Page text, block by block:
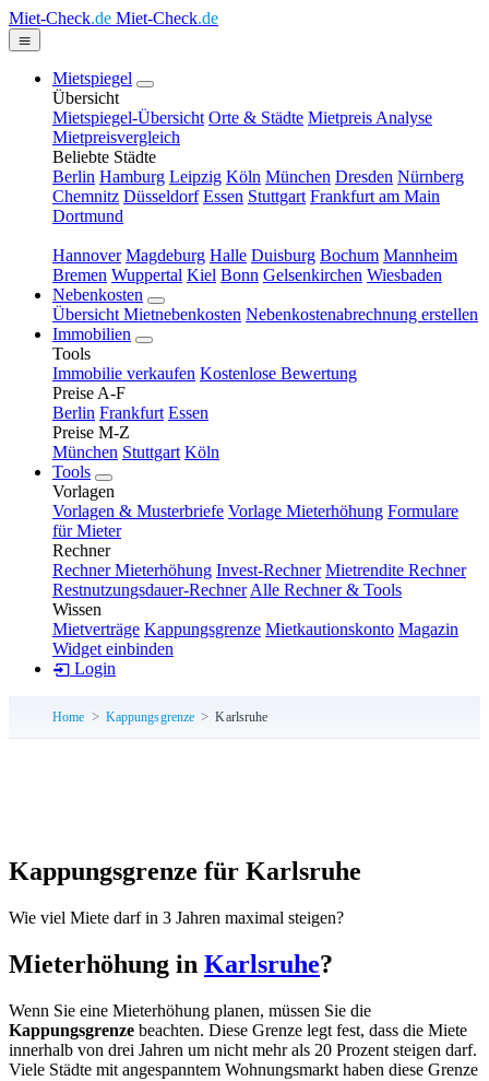
Miet-Check.de Miet-Check.de
Mietspiegel
Übersicht
Mietspiegel-Übersicht Orte & Städte Mietpreis Analyse
Mietpreisvergleich
Beliebte Städte
Berlin Hamburg Leipzig Köln München Dresden Nürnberg
Chemnitz Düsseldorf Essen Stuttgart Frankfurt am Main
Dortmund
Hannover Magdeburg Halle Duisburg Bochum Mannheim
Bremen Wuppertal Kiel Bonn Gelsenkirchen Wiesbaden
Nebenkosten
Übersicht Mietnebenkosten Nebenkostenabrechnung erstellen
Immobilien
Tools
Immobilie verkaufen Kostenlose Bewertung
Preise A-F
Berlin Frankfurt Essen
Preise M-Z
München Stuttgart Köln
Tools
Vorlagen
Vorlagen & Musterbriefe Vorlage Mieterhöhung Formulare
für Mieter
Rechner
Rechner Mieterhöhung Invest-Rechner Mietrendite Rechner
Restnutzungsdauer-Rechner Alle Rechner & Tools
Wissen
Mietverträge Kappungsgrenze Mietkautionskonto Magazin
Widget einbinden
Login
Home Kappungsgrenze Karlsruhe
Kappungsgrenze für Karlsruhe
Wie viel Miete darf in 3 Jahren maximal steigen?
Mieterhöhung in Karlsruhe?
Wenn Sie eine Mieterhöhung planen, müssen Sie die
Kappungsgrenze beachten. Diese Grenze legt fest, dass die Miete
innerhalb von drei Jahren um nicht mehr als 20 Prozent steigen darf.
Viele Städte mit angespanntem Wohnungsmarkt haben diese Grenze